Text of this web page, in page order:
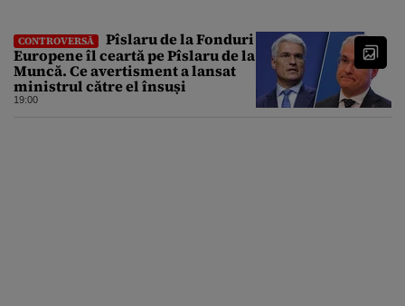
CONTROVERSĂ
Pîslaru de la Fonduri
Europene îl ceartă pe Pîslaru de la
Muncă. Ce avertisment a lansat
ministrul către el însuși
19:00